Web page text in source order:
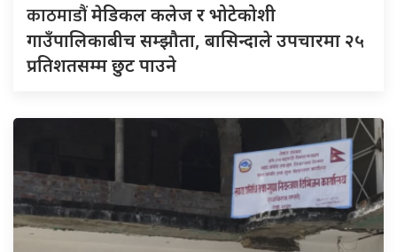
काठमाडौंमेडिकल कलेज र भोटेकोशी
गाउँपालिकाबीच सम्झौता, बासिन्दाले उपचारमा २५
प्रतिशतसम्म छुट पाउने